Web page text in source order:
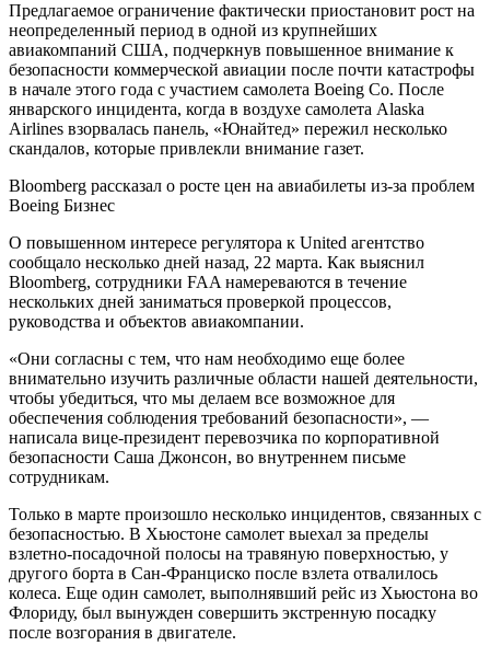
Предлагаемое ограничение фактически приостановит рост на
неопределенный период в одной из крупнейших
авиакомпаний США, подчеркнув повышенное внимание к
безопасности коммерческой авиации после почти катастрофы
в начале этого года с участием самолета Boeing Co. После
январского инцидента, когда в воздухе самолета Alaska
Airlines взорвалась панель, «Юнайтед» пережил несколько
скандалов, которые привлекли внимание газет.
Bloomberg рассказал о росте цен на авиабилеты из-за проблем
Boeing Бизнес
О повышенном интересе регулятора к United агентство
сообщало несколько дней назад, 22 марта. Как выяснил
Bloomberg, сотрудники FAA намереваются в течение
нескольких дней заниматься проверкой процессов,
руководства и объектов авиакомпании.
«Они согласны с тем, что нам необходимо еще более
внимательно изучить различные области нашей деятельности,
чтобы убедиться, что мы делаем все возможное для
обеспечения соблюдения требований безопасности», —
написала вице-президент перевозчика по корпоративной
безопасности Саша Джонсон, во внутреннем письме
сотрудникам.
Только в марте произошло несколько инцидентов, связанных с
безопасностью. В Хьюстоне самолет выехал за пределы
взлетно-посадочной полосы на травяную поверхностью, у
другого борта в Сан-Франциско после взлета отвалилось
колеса. Еще один самолет, выполнявший рейс из Хьюстона во
Флориду, был вынужден совершить экстренную посадку
после возгорания в двигателе.